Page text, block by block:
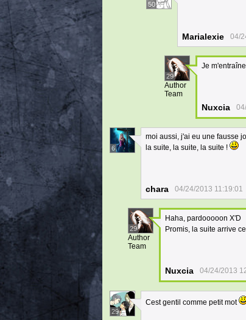
50
Marialexie 04/
29
Author
Team
Je
Nuxcia
6
moi aussi, j'ai eu une fausse
la suite, la suite, la suite !
chara 04/24/2013 11:19:01
29
Author
Team
Haha, pardooooon X'D
Promis, la suite arrive
Nuxcia 04/24/2013
29
Cest gentil comme petit mot